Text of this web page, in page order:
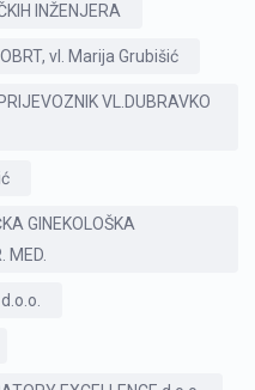
INŽENJERA
vl. Marija Grubišić
VL.DUBRAVKO
GINEKOLOŠKA
MED.